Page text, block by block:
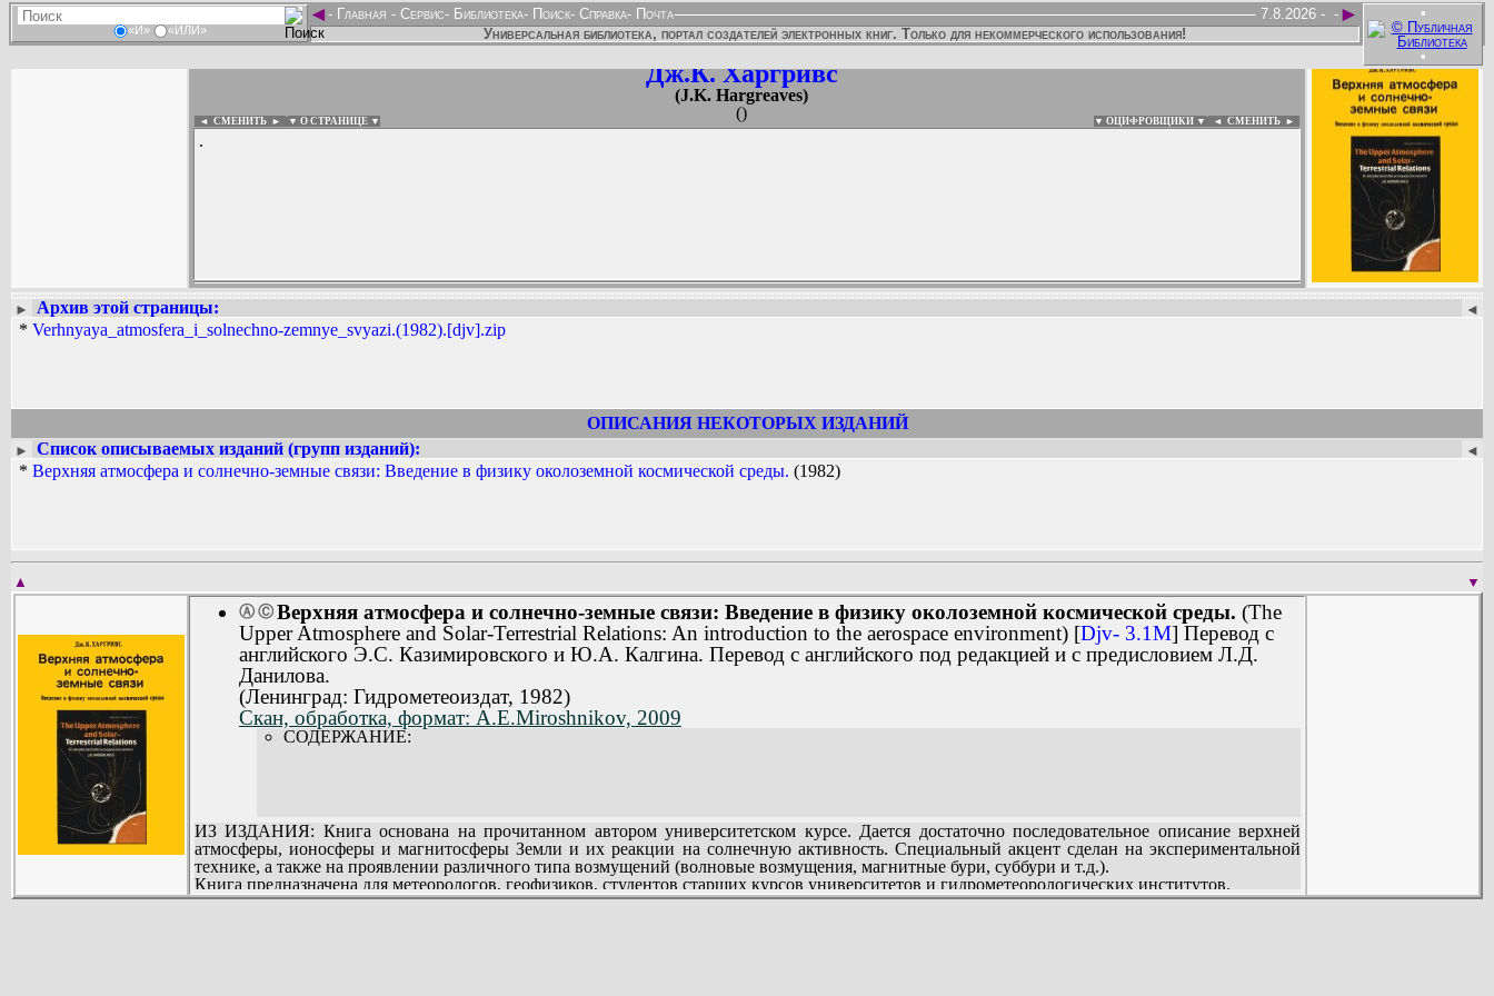
«И» «ИЛИ»
•
•
◄ ►
- Главная - Сервис- Библиотека- Поиск- Справка- Почта -
7.8.2026 -
Универсальная библиотека, портал создателей электронных книг. Только для некоммерческого использования!
Дж.К. Харгривс
(J.K. Hargreaves)
()
◄ СМЕНИТЬ ► ▼ О СТРАНИЦЕ ▼ ▼ ОЦИФРОВЩИКИ ▼ ◄ СМЕНИТЬ ►
.
:
Вадим Ершов...
...
► ◄
Архив этой страницы:
* Verhnyaya_atmosfera_i_solnechno-zemnye_svyazi.(1982).[djv].zip
ОПИСАНИЯ НЕКОТОРЫХ ИЗДАНИЙ
► ◄
Список описываемых изданий (групп изданий):
* Верхняя атмосфера и солнечно-земные связи: Введение в физику околоземной космической среды. (1982)
▼
▲
Ⓐ Ⓒ Верхняя атмосфера и солнечно-земные связи: Введение в физику околоземной космической среды. (The
Upper Atmosphere and Solar-Terrestrial Relations: An introduction to the aerospace environment) [Djv- 3.1M] Перевод с
английского Э.С. Казимировского и Ю.А. Калгина. Перевод с английского под редакцией и с предисловием Л.Д.
Данилова.
(Ленинград: Гидрометеоиздат, 1982)
Скан, обработка, формат: A.E.Miroshnikov, 2009
СОДЕРЖАНИЕ:
ИЗ ИЗДАНИЯ: Книга основана на прочитанном автором университетском курсе. Дается достаточно последовательное описание верхней
атмосферы, ионосферы и магнитосферы Земли и их реакции на солнечную активность. Специальный акцент сделан на экспериментальной
технике, а также на проявлении различного типа возмущений (волновые возмущения, магнитные бури, суббури и т.д.).
Книга предназначена для метеорологов, геофизиков, студентов старших курсов университетов и гидрометеорологических институтов.